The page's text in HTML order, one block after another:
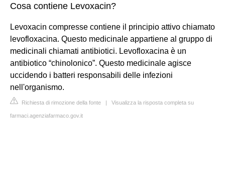
Cosa contiene Levoxacin?
Levoxacin compresse contiene il principio attivo chiamato
levofloxacina. Questo medicinale appartiene al gruppo di
medicinali chiamati antibiotici. Levofloxacina è un
antibiotico “chinolonico”. Questo medicinale agisce
uccidendo i batteri responsabili delle infezioni
nell'organismo.
Richiesta di rimozione della fonte | Visualizza la risposta completa su
farmaci.agenziafarmaco.gov.it